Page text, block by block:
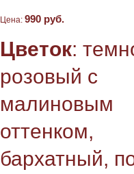
Цена: 990 руб.
Цветок:
розовый с
малиновым
оттенком,
бархатный,